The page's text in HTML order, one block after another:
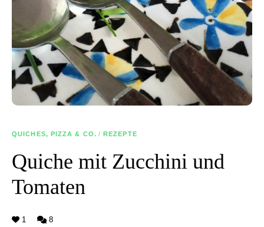
QUICHES, PIZZA & CO. / REZEPTE
Quiche mit Zucchini und
Tomaten
1 8